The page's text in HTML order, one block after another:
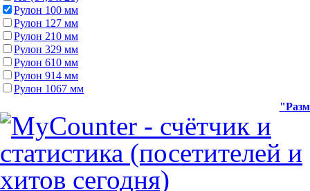
Рулон 100 мм
Рулон 127 мм
Рулон 210 мм
Рулон 329 мм
Рулон 610 мм
Рулон 914 мм
Рулон 1067 мм